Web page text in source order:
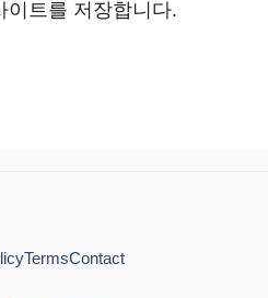
이트를 저장합니다.
TermsContact